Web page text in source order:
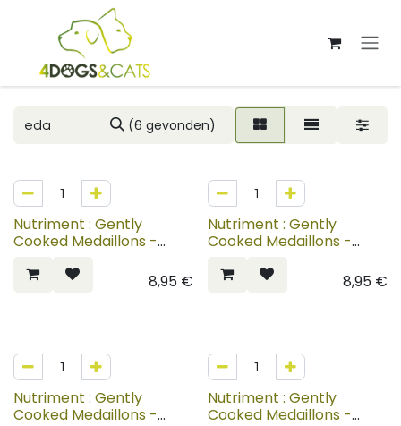
Overslaan naar inhoud
(6 gevonden)
Nutriment : Gently
Cooked Medaillons -
8,95€
Nutriment : Gently
Cooked Medaillons -
8,95€
Nutriment : Gently
Cooked Medaillons -
Nutriment : Gently
Cooked Medaillons -